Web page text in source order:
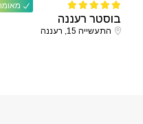
בוסטר רעננה
התעשייה 15, רעננה